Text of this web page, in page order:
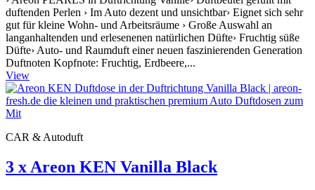
duftenden Perlen › Im Auto dezent und unsichtbar› Eignet sich sehr
gut für kleine Wohn- und Arbeitsräume › Große Auswahl an
langanhaltenden und erlesenenen natürlichen Düfte› Fruchtig süße
Düfte› Auto- und Raumduft einer neuen faszinierenden Generation
Duftnoten Kopfnote: Fruchtig, Erdbeere,...
View
CAR & Autoduft
3 x Areon KEN Vanilla Black